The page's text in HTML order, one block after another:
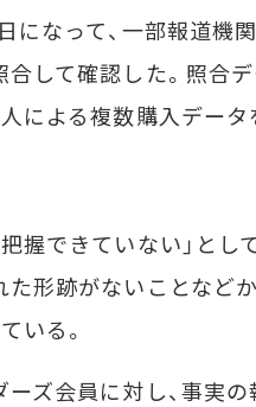
になって、一部報道機
して確認した。照合
による複数購入データ
握できていない」とし
た形跡がないことなど
いる。
ズ会員に対し、事実